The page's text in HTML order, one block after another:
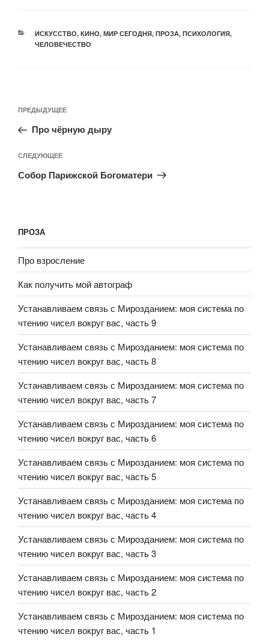
ИСКУССТВО, КИНО, МИР СЕГОДНЯ, ПРОЗА, ПСИХОЛОГИЯ,
ЧЕЛОВЕЧЕСТВО
ПРЕДЫДУЩЕЕ
Про чёрную дыру
СЛЕДУЮЩЕЕ
Собор Парижской Богоматери
ПРОЗА
Про взросление
Как получить мой автограф
Устанавливаем связь с Мирозданием: моя система по
чтению чисел вокруг вас, часть 9
Устанавливаем связь с Мирозданием: моя система по
чтению чисел вокруг вас, часть 8
Устанавливаем связь с Мирозданием: моя система по
чтению чисел вокруг вас, часть 7
Устанавливаем связь с Мирозданием: моя система по
чтению чисел вокруг вас, часть 6
Устанавливаем связь с Мирозданием: моя система по
чтению чисел вокруг вас, часть 5
Устанавливаем связь с Мирозданием: моя система по
чтению чисел вокруг вас, часть 4
Устанавливаем связь с Мирозданием: моя система по
чтению чисел вокруг вас, часть 3
Устанавливаем связь с Мирозданием: моя система по
чтению чисел вокруг вас, часть 2
Устанавливаем связь с Мирозданием: моя система по
чтению чисел вокруг вас, часть 1